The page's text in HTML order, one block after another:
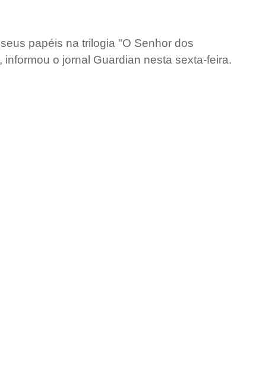
papéis na trilogia "O Senhor dos
o jornal Guardian nesta sexta-feira.